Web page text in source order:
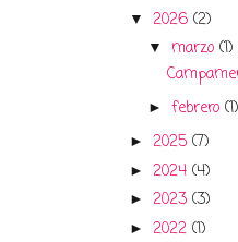
▼ 2026 (2)
▼ marzo (1)
► febrero (1)
► 2025 (7)
► 2024 (4)
► 2023 (3)
► 2022 (1)